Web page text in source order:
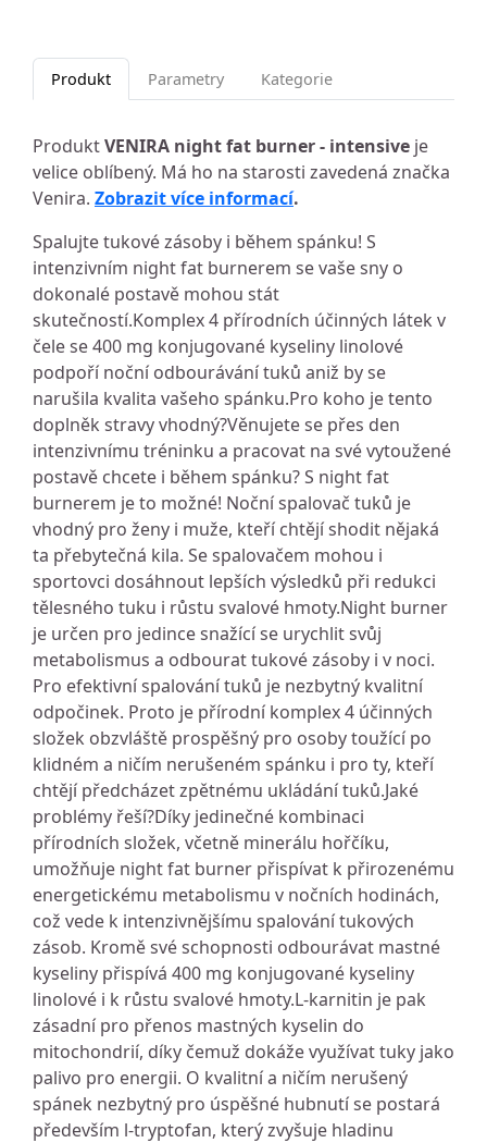
Produkt Parametry Kategorie
ProduktVENIRA night fat burner - intensive je
velice oblíbený. Má ho na starosti zavedená značka
Venira. Zobrazit více informací.
Spalujte tukové zásoby i během spánku! S
intenzivním night fat burnerem se vaše sny o
dokonalé postavě mohou stát
skutečností.Komplex 4 přírodních účinných látek v
čele se 400 mg konjugované kyseliny linolové
podpoří noční odbourávání tuků aniž by se
narušila kvalita vašeho spánku.Pro koho je tento
doplněk stravy vhodný?Věnujete se přes den
intenzivnímu tréninku a pracovat na své vytoužené
postavě chcete i během spánku? S night fat
burnerem je to možné! Noční spalovač tuků je
vhodný pro ženy i muže, kteří chtějí shodit nějaká
ta přebytečná kila. Se spalovačem mohou i
sportovci dosáhnout lepších výsledků při redukci
tělesného tuku i růstu svalové hmoty.Night burner
je určen pro jedince snažící se urychlit svůj
metabolismus a odbourat tukové zásoby i v noci.
Pro efektivní spalování tuků je nezbytný kvalitní
odpočinek. Proto je přírodní komplex 4 účinných
složek obzvláště prospěšný pro osoby toužící po
klidném a ničím nerušeném spánku i pro ty, kteří
chtějí předcházet zpětnému ukládání tuků.Jaké
problémy řeší?Díky jedinečné kombinaci
přírodních složek, včetně minerálu hořčíku,
umožňuje night fat burner přispívat k přirozenému
energetickému metabolismu v nočních hodinách,
což vede k intenzivnějšímu spalování tukových
zásob. Kromě své schopnosti odbourávat mastné
kyseliny přispívá 400 mg konjugované kyseliny
linolové i k růstu svalové hmoty.L-karnitin je pak
zásadní pro přenos mastných kyselin do
mitochondrií, díky čemuž dokáže využívat tuky jako
palivo pro energii. O kvalitní a ničím nerušený
spánek nezbytný pro úspěšné hubnutí se postará
především l-tryptofan, který zvyšuje hladinu